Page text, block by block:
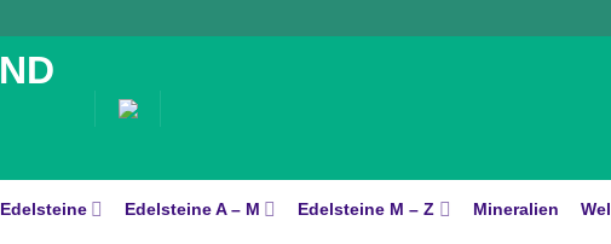
Edelsteine Edelsteine A – M Edelsteine M – Z Mineralien